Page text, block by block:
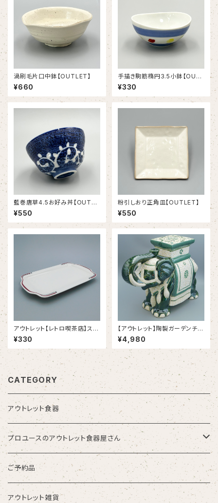
渦刷毛片口中鉢【OUTLET】
¥660
手描き駒筋楕円3.5小鉢【OUT
LET】
¥330
藍巻唐草4.5お好み丼【OUTLE
T】
¥550
粉引しおり正角皿【OUTLET】
¥550
アウトレット【レトロ喫茶店】スト
リームライン １１吋プラター （11
3/25）
¥330
【アウトレット】陶製ガーデンチェ
ア【象：グリーン】
¥4,980
CATEGORY
アウトレット食器
プロユースのアウトレット食器屋さん
お皿・プレート
鉢・ボウル
ご予約品
アウトレット雑貨